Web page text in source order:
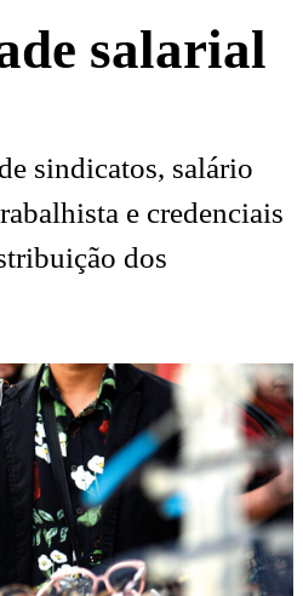
salarial
sindicatos, salário
e credenciais
dos